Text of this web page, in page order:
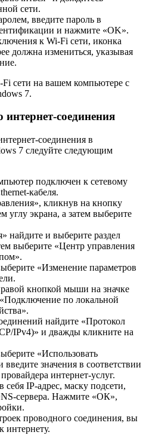
сети.
введите пароль в
и нажмите «OK».
к Wi-Fi сети, иконка
должна измениться, указывая
сети на вашем компьютере с
7.
соединения
соединения в
7 следуйте следующим
подключен к сетевому
кабеля.
кликнув на кнопку
углу экрана, а затем выберите
найдите и выберите раздел
выберите «Центр управления
«Изменение параметров
кнопкой мыши на значке
по локальной
найдите «Протокол
IPv4)» и дважды кликните на
«Использовать
значения в соответствии
интернет-услуг.
IP-адрес, маску подсети,
сервера. Нажмите «ОК»,
проводного соединения, вы
интернету.